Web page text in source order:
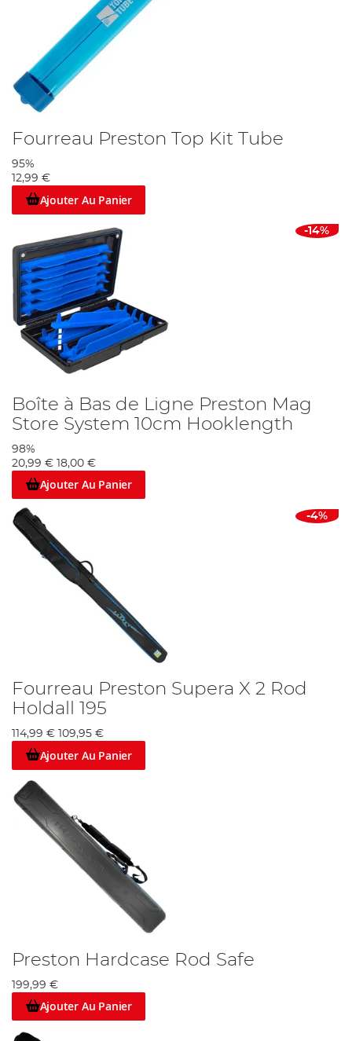
Fourreau Preston Top Kit Tube
95%
12,99 €
Ajouter Au Panier
-14%
Boîte à Bas de Ligne Preston Mag
Store System 10cm Hooklength
98%
20,99 € 18,00 €
Ajouter Au Panier
-4%
Fourreau Preston Supera X 2 Rod
Holdall 195
114,99 € 109,95 €
Ajouter Au Panier
Preston Hardcase Rod Safe
199,99 €
Ajouter Au Panier